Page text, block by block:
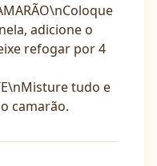
adicione o
refogar por 4
tudo e
camarão.